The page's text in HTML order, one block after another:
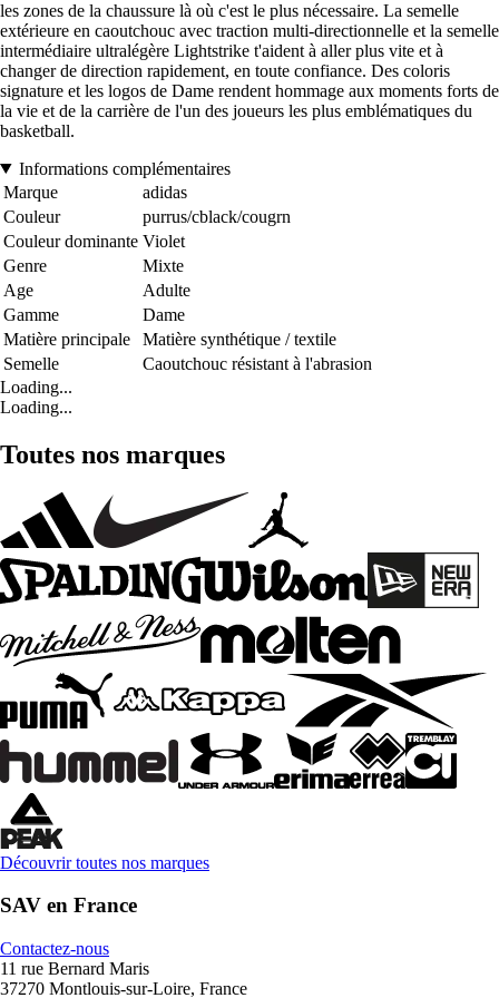
les zones de la chaussure là où c'est le plus nécessaire. La semelle
extérieure en caoutchouc avec traction multi-directionnelle et la semelle
intermédiaire ultralégère Lightstrike t'aident à aller plus vite et à
changer de direction rapidement, en toute confiance. Des coloris
signature et les logos de Dame rendent hommage aux moments forts de
la vie et de la carrière de l'un des joueurs les plus emblématiques du
basketball.
Informations complémentaires
Marque
adidas
Couleur
purrus/cblack/cougrn
Couleur dominante Violet
Genre
Mixte
Age
Adulte
Gamme
Dame
Matière principale
Matière synthétique / textile
Semelle
Caoutchouc résistant à l'abrasion
Loading...
Loading...
Toutes nos marques
Découvrir toutes nos marques
SAV en France
Contactez-nous
11 rue Bernard Maris
37270 Montlouis-sur-Loire, France